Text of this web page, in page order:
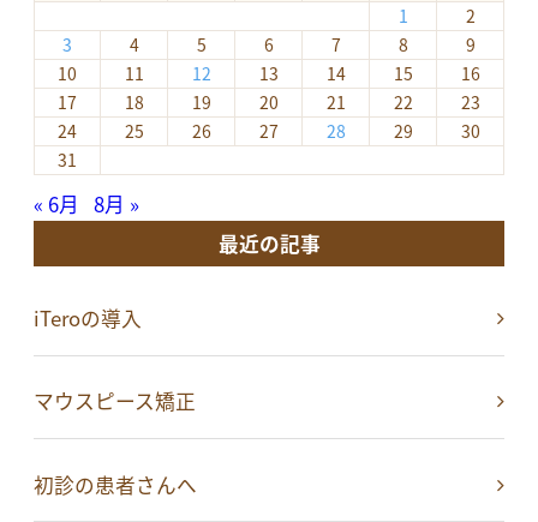
1
2
3
4 5 6 7 8
9
10
11 12 13 14 15
16
17
18 19 20 21 22
23
24
25 26 27 28 29
30
31
« 6月
8月 »
最近の記事
iTeroの導入
マウスピース矯正
初診の患者さんへ